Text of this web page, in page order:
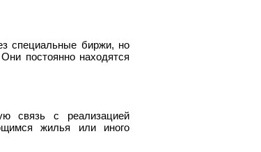
специальные биржи, но
постоянно находятся
связь с реализацией
жилья или иного